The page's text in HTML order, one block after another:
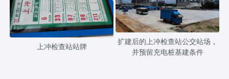
上冲检查站站牌
扩建后的上冲检查站公交站场，
并预留充电桩基建条件